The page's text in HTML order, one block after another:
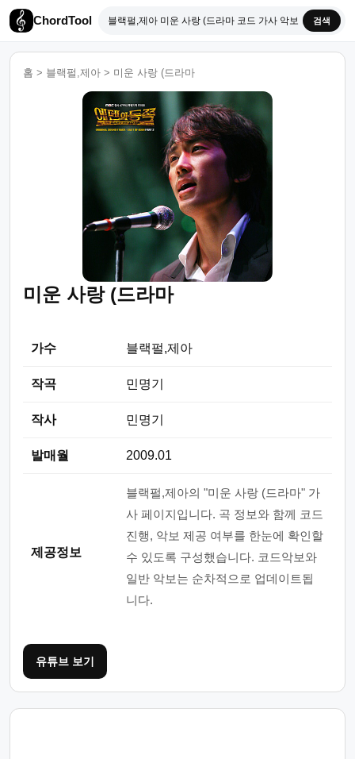
ChordTool 검색
홈 > 블랙펄,제아 > 미운 사랑 (드라마
미운 사랑 (드라마
가수 블랙펄,제아
작곡 민명기
작사 민명기
발매월 2009.01
제공정보
블랙펄,제아의 "미운 사랑 (드라마" 가
사 페이지입니다. 곡 정보와 함께 코드
진행, 악보 제공 여부를 한눈에 확인할
수 있도록 구성했습니다. 코드악보와
일반 악보는 순차적으로 업데이트됩
니다.
유튜브 보기